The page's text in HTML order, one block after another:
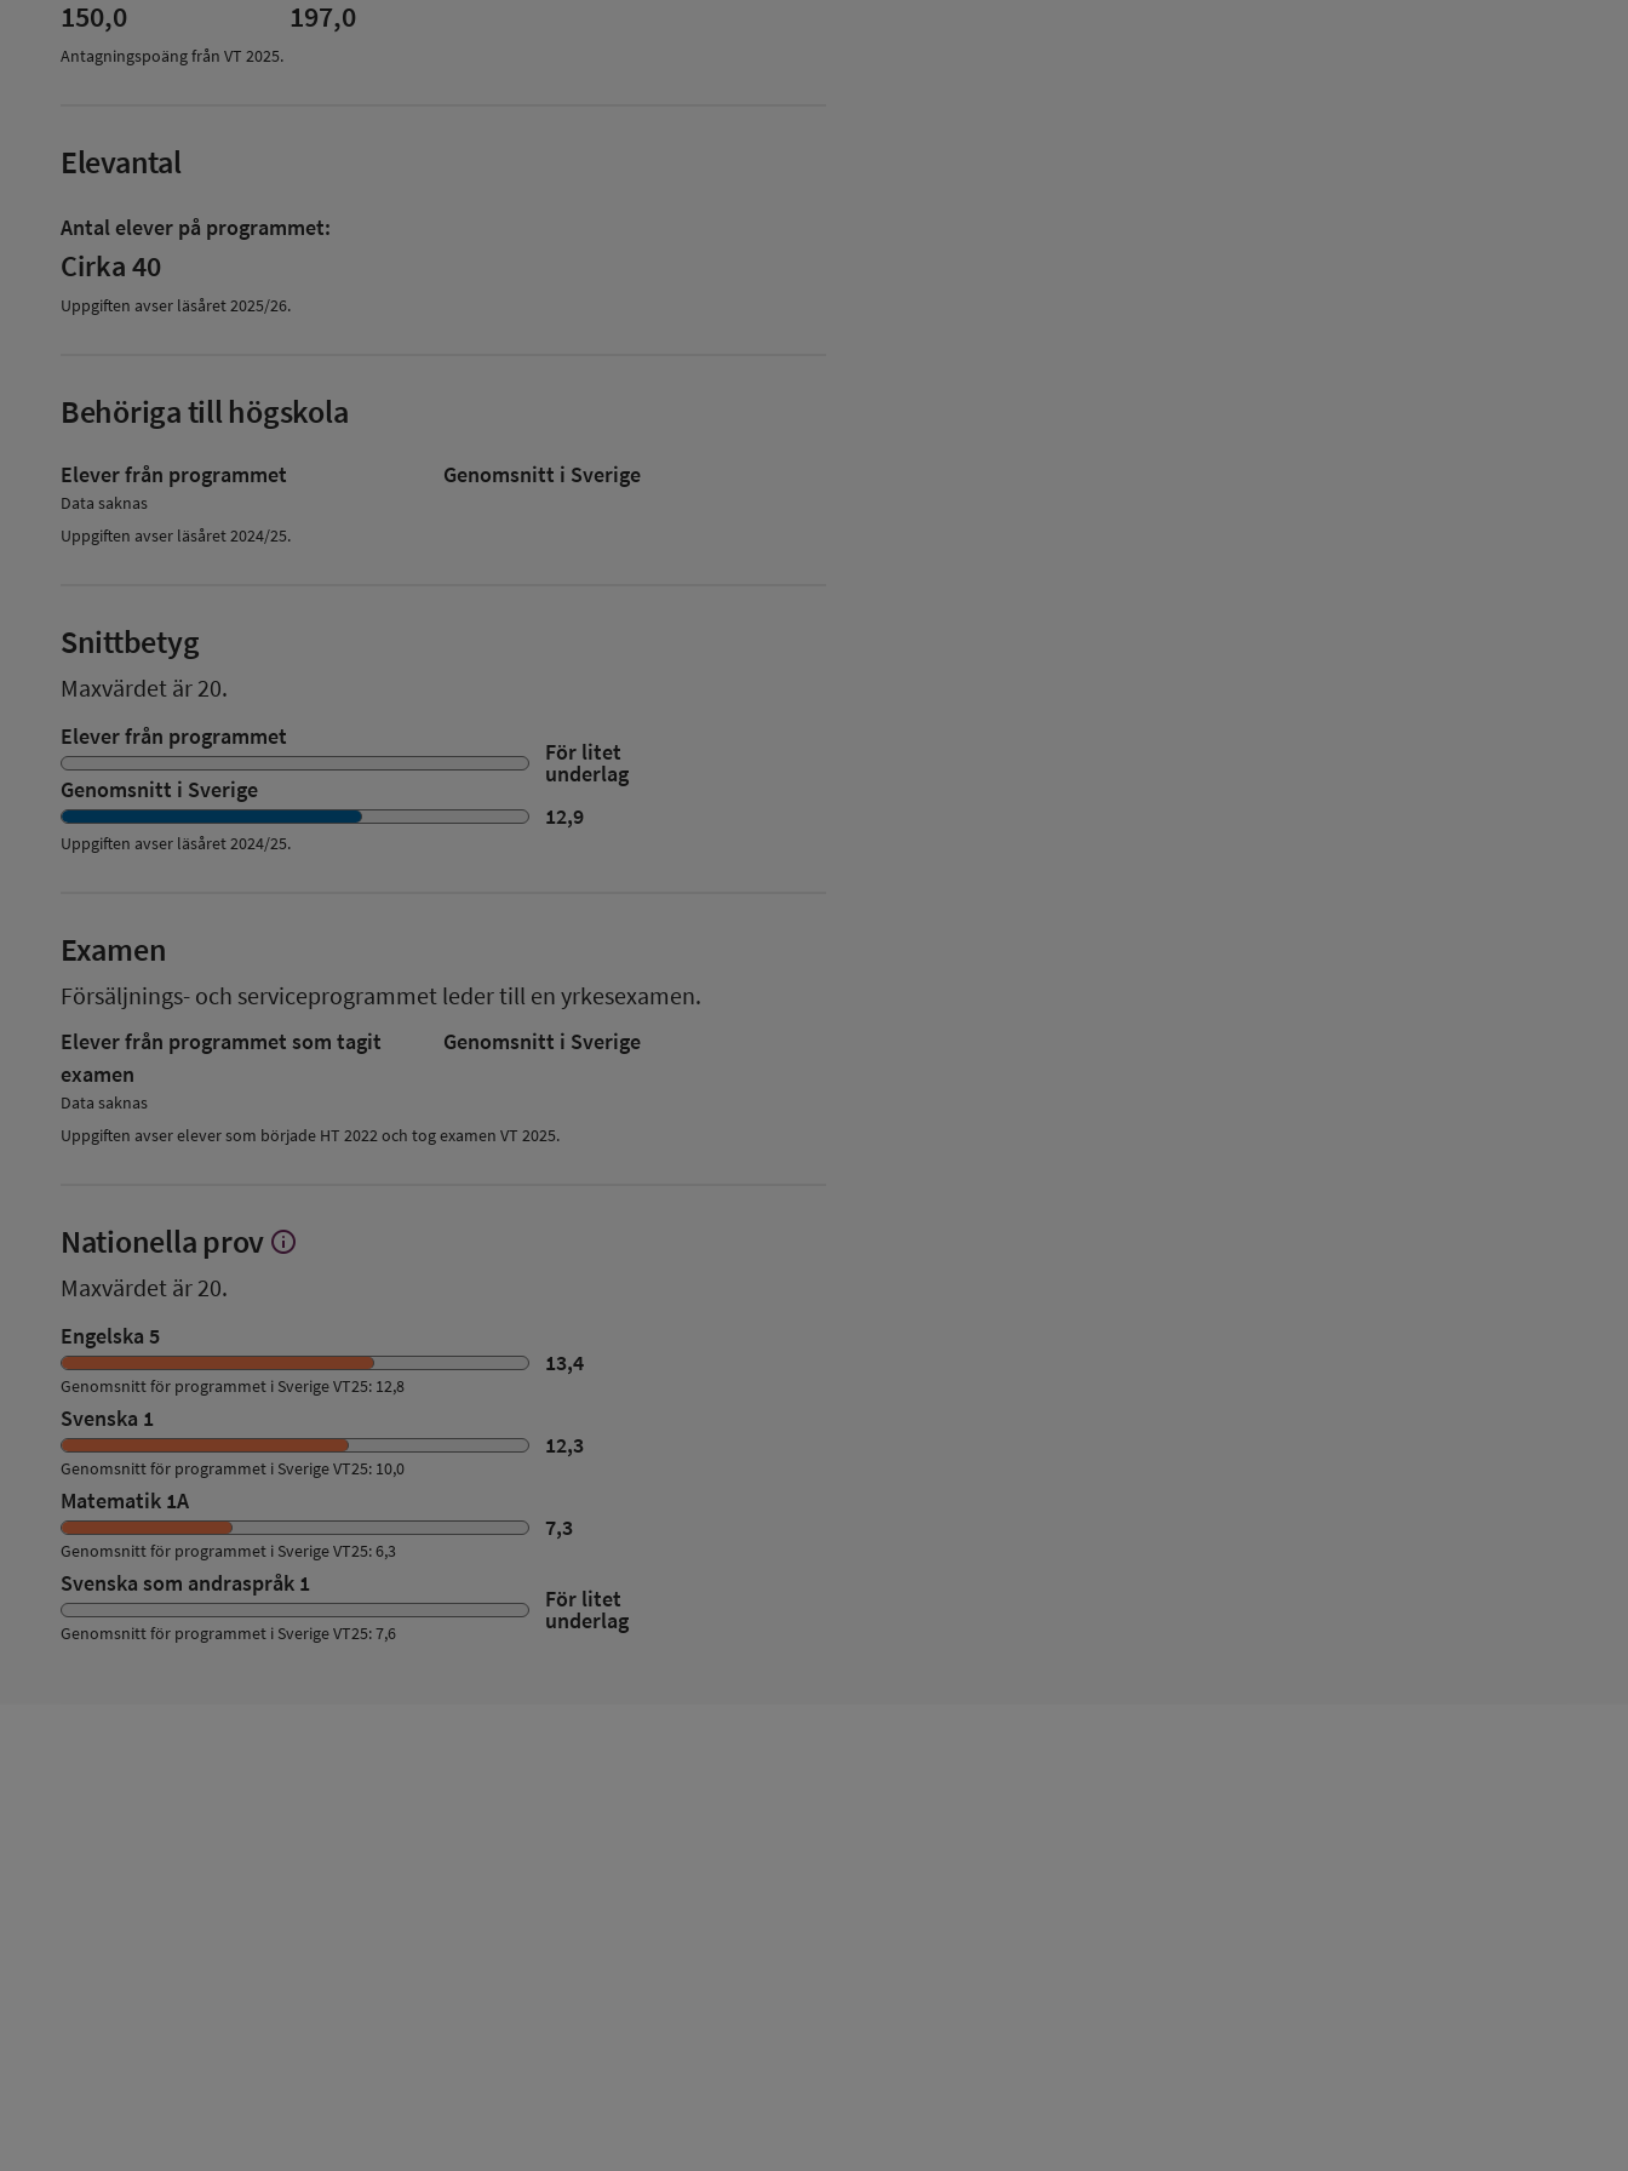
150,0 197,0
Antagningspoäng från VT 2025.
Elevantal
Antal elever på programmet:
Cirka 40
Uppgiften avser läsåret2025/26.
Behöriga till högskola
Elever från programmet
Data saknas
Genomsnitt i Sverige
Uppgiften avser läsåret 2024/25.
Snittbetyg
Maxvärdet är 20.
Elever från programmet
För litet
underlag
Genomsnitt i Sverige
12,9
Uppgiften avser läsåret2024/25.
Examen
Försäljnings- och serviceprogrammet leder till en yrkesexamen.
Elever från programmet som tagit
examen
Data saknas
Genomsnitt i Sverige
Uppgiften avser elever som började HT 2022 och tog examen VT 2025.
Nationella prov Visa
info
Maxvärdet är 20.
Engelska 5
13,4
Genomsnitt för programmet i Sverige VT25: 12,8
Svenska 1
12,3
Genomsnitt för programmet i Sverige VT25: 10,0
Matematik 1A
7,3
Genomsnitt för programmet i Sverige VT25: 6,3
Svenska som andraspråk 1
För litet
underlag
Genomsnitt för programmet i Sverige VT25: 7,6